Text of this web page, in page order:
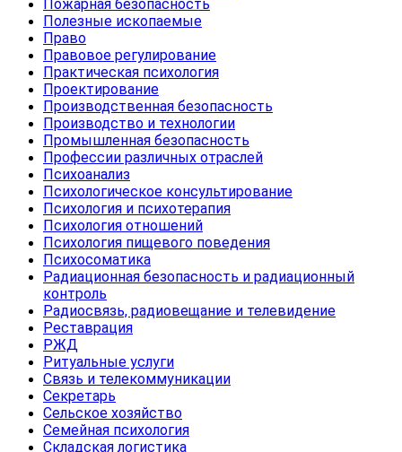
Пожарная безопасность
Полезные ископаемые
Право
Правовое регулирование
Практическая психология
Проектирование
Производственная безопасность
Производство и технологии
Промышленная безопасность
Профессии различных отраслей
Психоанализ
Психологическое консультирование
Психология и психотерапия
Психология отношений
Психология пищевого поведения
Психосоматика
Радиационная безопасность и радиационный
контроль
Радиосвязь, радиовещание и телевидение
Реставрация
РЖД
Ритуальные услуги
Связь и телекоммуникации
Секретарь
Сельское хозяйство
Семейная психология
Складская логистика